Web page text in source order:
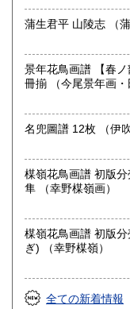
定休日：日曜日
メール、お電話など
本棚全体やだいたい
ございましたらメ
いです。
総記、歴史、社会科
味、古書一般（その
浮世絵、木版画、古
蒲
景年花鳥画譜 【春
冊揃 （今尾景年画・田中治郎吉【彫刻師】・三木仁三郎【摺
名兜圖
楳嶺花鳥画譜 初版
隼 （幸野楳嶺画）
楳嶺花鳥画譜 初版分売：秋之部よ
ぎ) （幸野楳嶺）
全ての新着情報